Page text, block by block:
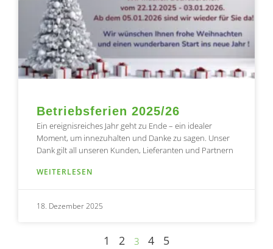
Betriebsferien 2025/26
Ein ereignisreiches Jahr geht zu Ende – ein idealer
Moment, um innezuhalten und Danke zu sagen. Unser
Dank gilt all unseren Kunden, Lieferanten und Partnern
WEITERLESEN
18. Dezember 2025
1 2 3 4 5